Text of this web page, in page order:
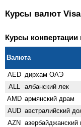
Курсы валют Visa
Курсы конвертации
Валюта
AED дирхам ОАЭ
ALL албанский лек
AMD армянский драм
AUD австралийский
AZN азербайджанский